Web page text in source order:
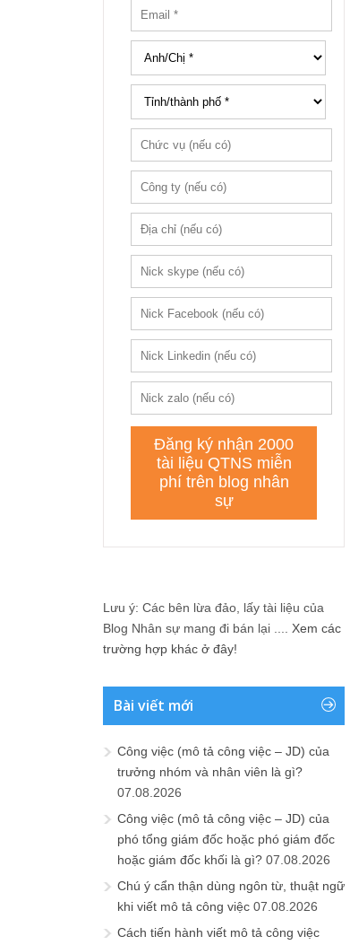
Lưu ý: Các bên lừa đảo, lấy tài liệu của
Blog Nhân sự mang đi bán lại .... Xem các
trường hợp khác ở đây!
Bài viết mới
Công việc (mô tả công việc – JD) của
trưởng nhóm và nhân viên là gì?
07.08.2026
Công việc (mô tả công việc – JD) của
phó tổng giám đốc hoặc phó giám đốc
hoặc giám đốc khối là gì? 07.08.2026
Chú ý cẩn thận dùng ngôn từ, thuật ngữ
khi viết mô tả công việc 07.08.2026
Cách tiến hành viết mô tả công việc